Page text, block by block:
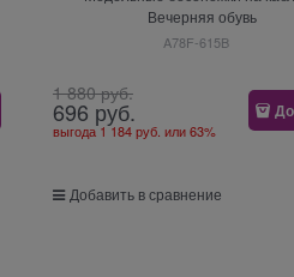
Вечерняя обувь
A78F-615B
1 880 руб.
696 руб.
выгода1 184 руб. или63%
Добавить в сравнение